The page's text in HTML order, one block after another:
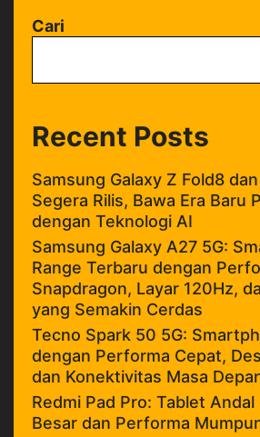
Cari
Recent Posts
Samsung Galaxy Z Fold8
Segera Rilis, Bawa Era Baru
dengan Teknologi AI
Samsung Galaxy A27 5G:
Range Terbaru dengan
Snapdragon, Layar 120Hz,
yang Semakin Cerdas
Tecno Spark 50 5G:
dengan Performa Cepat,
dan Konektivitas Masa
Redmi Pad Pro: Tablet
Besar dan Performa